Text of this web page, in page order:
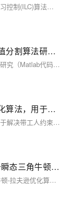
【无人车路径跟踪】基于神经网络的数据驱动迭代学习控制(ILC)算法，用于具有未知模型和重复任务的非线性单输入单输出(SISO)离散时间系统的无人车的路径跟踪（Matlab代码实现）
【图像处理】基于电磁学优化算法的多阈值分割算法研究（Matlab代码实现）
【图像处理】基于电磁学优化算法的多阈值分割算法研究（Matlab代码实现）
结合多种启发式解码方法的混合多目标进化算法，用于解决带工人约束的混合流水车间调度问题（Matlab代码实现）
结合多种启发式解码方法的混合多目标进化算法，用于解决带工人约束的混合流水车间调度问题（Matlab代码实现）
【基于TTNRBO优化DBN回归预测】基于瞬态三角牛顿-拉夫逊优化算法（TTNRBO）优化深度信念网络（DBN）数据回归预测研究（Matlab代码实现）
【基于TTNRBO优化DBN回归预测】基于瞬态三角牛顿-拉夫逊优化算法（TTNRBO）优化深度信念网络（DBN）数据回归预测研究（Matlab代码实现）